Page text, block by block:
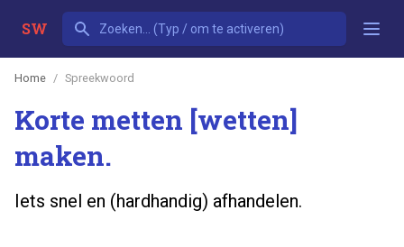
SW
Home Spreekwoord
Korte metten [wetten]
maken.
Iets snel en (hardhandig) afhandelen.